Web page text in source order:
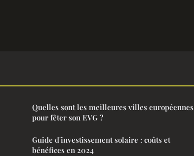
Quelles sont les meilleures villes européennes
pour fêter son EVG ?
Guide d'investissement solaire : coûts et
bénéfices en 2024